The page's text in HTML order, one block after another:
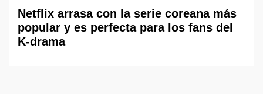
Netflix arrasa con la serie coreana más
popular y es perfecta para los fans del
K-drama